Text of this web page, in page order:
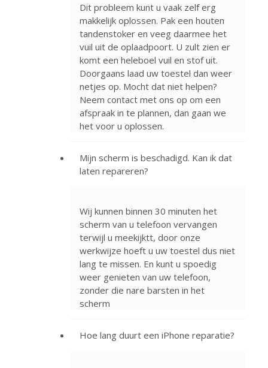
Dit probleem kunt u vaak zelf erg
makkelijk oplossen. Pak een houten
tandenstoker en veeg daarmee het
vuil uit de oplaadpoort. U zult zien er
komt een heleboel vuil en stof uit.
Doorgaans laad uw toestel dan weer
netjes op. Mocht dat niet helpen?
Neem contact met ons op om een
afspraak in te plannen, dan gaan we
het voor u oplossen.
Mijn scherm is beschadigd. Kan ik dat
laten repareren?
Wij kunnen binnen 30 minuten het
scherm van u telefoon vervangen
terwijl u meekijktt, door onze
werkwijze hoeft u uw toestel dus niet
lang te missen. En kunt u spoedig
weer genieten van uw telefoon,
zonder die nare barsten in het
scherm
Hoe lang duurt een iPhone reparatie?